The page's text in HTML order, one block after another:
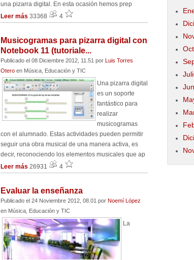
una pizarra digital. En esta ocasión hemos prep
Leer más 33368 4
Musicogramas para pizarra digital con
Notebook 11 (tutoriale...
Publicado el 08 Diciembre 2012, 11.51 por Luis Torres
Otero en Música, Educación y TIC
Una pizarra digital
es un soporte
fantástico para
realizar
musicogramas
con el alumnado. Estas actividades pueden permitir
seguir una obra musical de una manera activa, es
decir, reconociendo los elementos musicales que ap
Leer más 26931 4
Evaluar la enseñanza
Publicado el 24 Noviembre 2012, 08.01 por Noemí López
en Música, Educación y TIC
La